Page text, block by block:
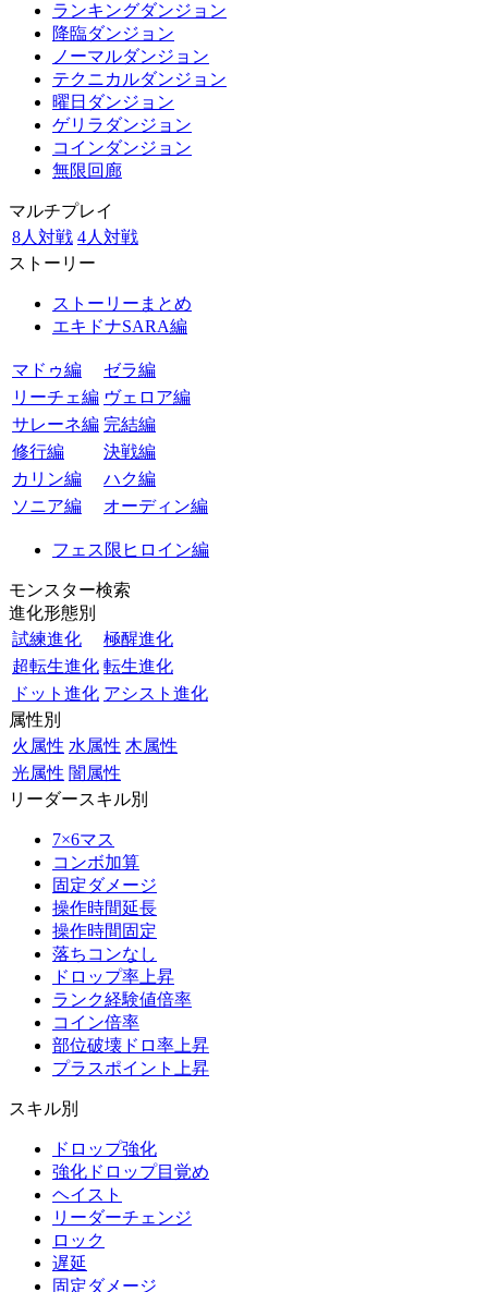
ランキングダンジョン
降臨ダンジョン
ノーマルダンジョン
テクニカルダンジョン
曜日ダンジョン
ゲリラダンジョン
コインダンジョン
無限回廊
マルチプレイ
8人対戦 4人対戦
ストーリー
ストーリーまとめ
エキドナSARA編
マドゥ編
ゼラ編
リーチェ編 ヴェロア編
サレーネ編 完結編
修行編
決戦編
カリン編
ハク編
ソニア編
オーディン編
フェス限ヒロイン編
モンスター検索
進化形態別
試練進化
極醒進化
超転生進化 転生進化
ドット進化 アシスト進化
属性別
火属性 水属性 木属性
光属性 闇属性
リーダースキル別
7×6マス
コンボ加算
固定ダメージ
操作時間延長
操作時間固定
落ちコンなし
ドロップ率上昇
ランク経験値倍率
コイン倍率
部位破壊ドロ率上昇
プラスポイント上昇
スキル別
ドロップ強化
強化ドロップ目覚め
ヘイスト
リーダーチェンジ
ロック
遅延
固定ダメージ